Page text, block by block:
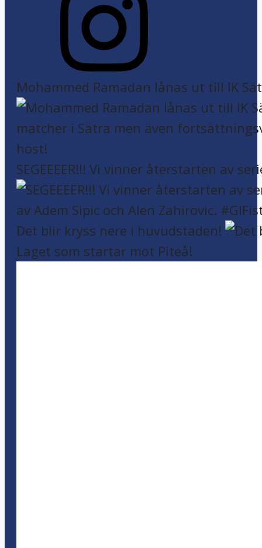
Mohammed Ramadan lånas ut till IK
SEGEEEER!!! Vi vinner återstarten av
Det blir kryss nere i huvudstaden!
Laget som startar mot Piteå!